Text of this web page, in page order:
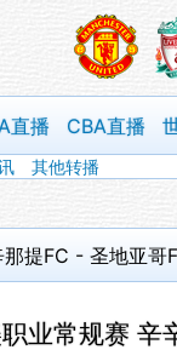
直播 CBA直播
其他转播
提FC - 圣地亚哥
业常规赛 辛